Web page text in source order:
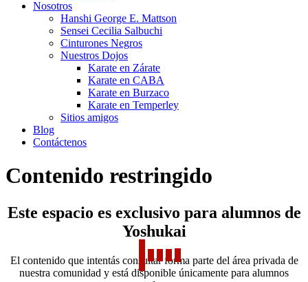
Nosotros
Hanshi George E. Mattson
Sensei Cecilia Salbuchi
Cinturones Negros
Nuestros Dojos
Karate en Zárate
Karate en CABA
Karate en Burzaco
Karate en Temperley
Sitios amigos
Blog
Contáctenos
Contenido restringido
Este espacio es exclusivo para alumnos de
Yoshukai
El contenido que intentás consultar forma parte del área privada de
nuestra comunidad y está disponible únicamente para alumnos